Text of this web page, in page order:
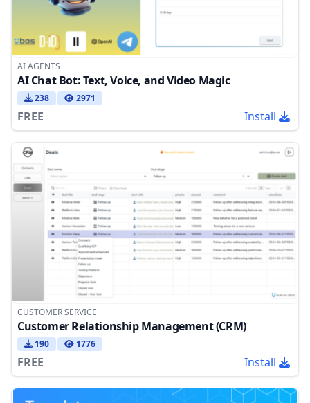
AI AGENTS
AI Chat Bot: Text, Voice, and Video Magic
238 2971
FREE Install
CUSTOMER SERVICE
Customer Relationship Management (CRM)
190 1776
FREE Install